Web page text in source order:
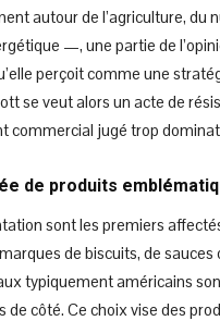
autour de l’agriculture, du
—, une partie de
perçoit comme une
se veut alors un acte de
commercial jugé trop
de produits
sont les premiers
de biscuits, de sauces
typiquement américains
de côté. Ce choix vise des